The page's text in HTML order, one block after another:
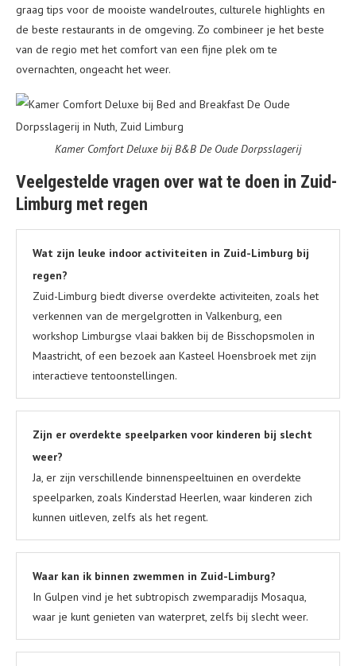
graag tips voor de mooiste wandelroutes, culturele highlights en
de beste restaurants in de omgeving. Zo combineer je het beste
van de regio met het comfort van een fijne plek om te
overnachten, ongeacht het weer.
Kamer Comfort Deluxe bij B&B De Oude Dorpsslagerij
Veelgestelde vragen over wat te doen in Zuid-
Limburg met regen
Wat zijn leuke indoor activiteiten in Zuid-Limburg bij
regen?
Zuid-Limburg biedt diverse overdekte activiteiten, zoals het
verkennen van de mergelgrotten in Valkenburg, een
workshop Limburgse vlaai bakken bij de Bisschopsmolen in
Maastricht, of een bezoek aan Kasteel Hoensbroek met zijn
interactieve tentoonstellingen.
Zijn er overdekte speelparken voor kinderen bij slecht
weer?
Ja, er zijn verschillende binnenspeeltuinen en overdekte
speelparken, zoals Kinderstad Heerlen, waar kinderen zich
kunnen uitleven, zelfs als het regent.
Waar kan ik binnen zwemmen in Zuid-Limburg?
In Gulpen vind je het subtropisch zwemparadijs Mosaqua,
waar je kunt genieten van waterpret, zelfs bij slecht weer.